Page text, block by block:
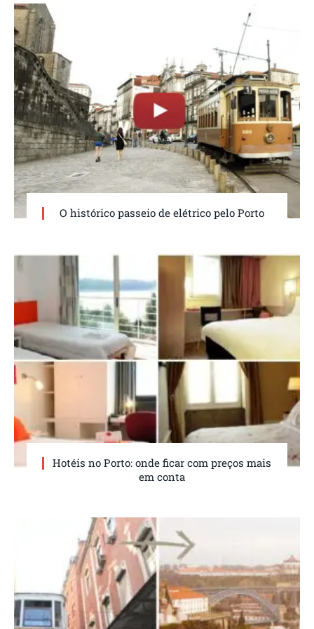
O histórico passeio de elétrico pelo Porto
Hotéis no Porto: onde ficar com preços mais
em conta